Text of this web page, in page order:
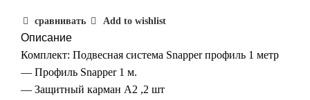
сравнивать Add to wishlist
Описание
Комплект: Подвесная система Snapper профиль 1 метр
— Профиль Snapper 1 м.
— Защитный карман А2 ,2 шт